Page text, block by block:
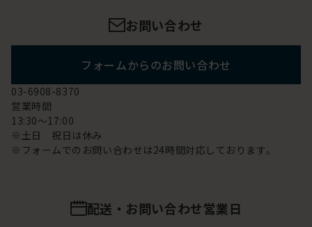
お問い合わせ
フォームからのお問い合わせ
03-6908-8370
営業時間
13:30～17:00
※土日 祝日は休み
※フォームでのお問い合わせは24時間対応しております。
配送・お問い合わせ営業日